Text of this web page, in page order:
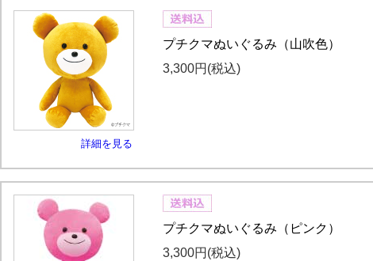
詳細を見る
プチクマぬいぐるみ（山吹色）
3,300円 (税込)
プチクマぬいぐるみ（ピンク）
3,300円 (税込)